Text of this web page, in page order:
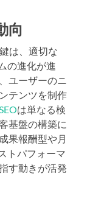
向
は、適切な
の進化が進
ユーザーのニ
テンツを制作
は単なる検
基盤の構築に
果報酬型や月
トパフォーマ
す動きが活発